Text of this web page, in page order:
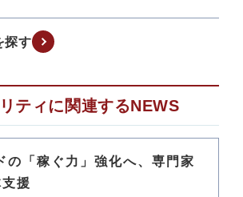
探す
ティに関連するNEWS
の「稼ぐ力」強化へ、専門家
援